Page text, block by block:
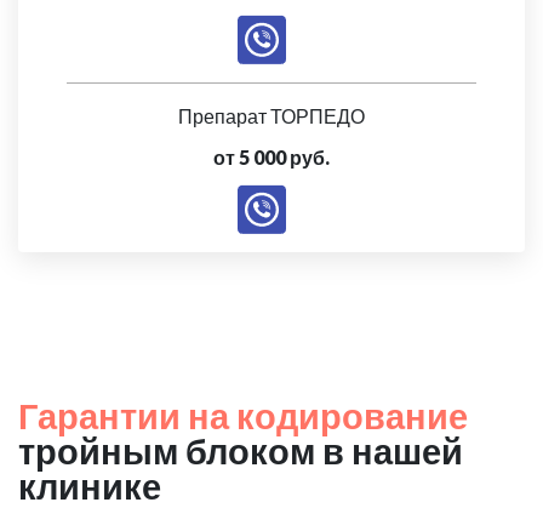
Препарат ТОРПЕДО
от 5 000 руб.
Гарантии на кодирование
тройным блоком в нашей
клинике